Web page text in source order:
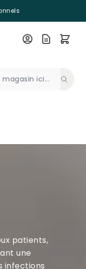
patients,
une
infections